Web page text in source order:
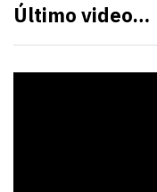
Último video…